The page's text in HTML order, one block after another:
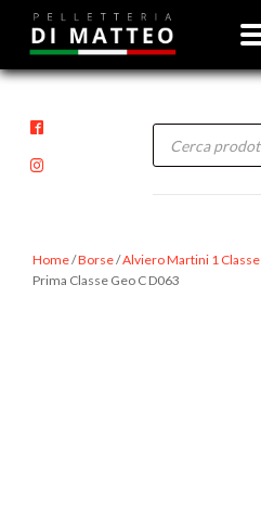
Products
Home/Borse/Alviero Martini 1 Classe
Prima Classe Geo C D063